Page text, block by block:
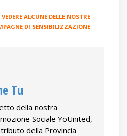
ALCUNE DELLE NOSTRE
DI SENSIBILIZZAZIONE
Tu
della nostra
Sociale YoUnited,
della Provincia